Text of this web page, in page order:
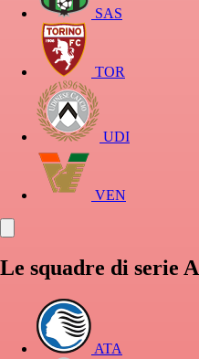
SAS
TOR
UDI
VEN
Le squadre di serie A
ATA